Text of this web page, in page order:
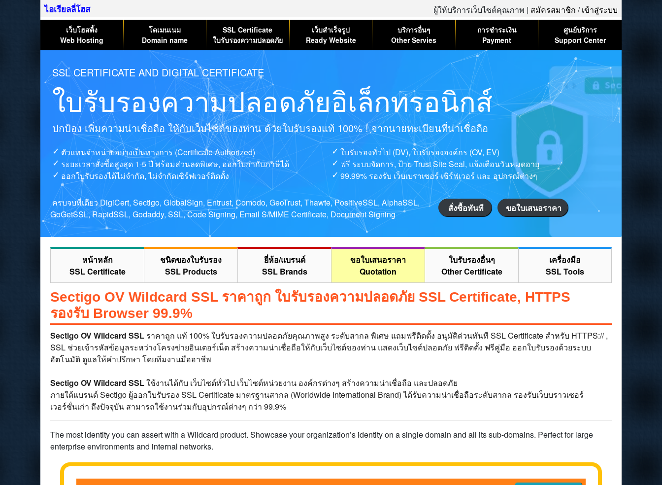
ผู้ให้บริการเว็บไซต์คุณภาพ | สมัครสมาชิก /เข้าสู่ระบบ
ไอเรียลลี่โฮส
เว็บโฮสติ้ง
Web Hosting
โดเมนเนม
Domain name
SSL Certificate
ใบรับรองความปลอดภัย
เว็บสำเร็จรูป
Ready Website
บริการอื่นๆ
Other Servies
การชำระเงิน
Payment
ศูนย์บริการ
Support Center
SSL CERTIFICATE AND DIGITAL CERTIFICATE
ใบรับรองความปลอดภัยอิเล็กทรอนิกส์
ปกป้อง เพิ่มความน่าเชื่อถือ ให้กับเว็บไซต์ของท่าน ด้วยใบรับรองแท้ 100% ! จากนายทะเบียนที่น่าเชื่อถือ
ตัวแทนจำหน่ายอย่างเป็นทางการ (Certificate Authorized)
ใบรับรองทั่วไป (DV), ใบรับรององค์กร (OV, EV)
ระยะเวลาสั่งซื้อสูงสุด 1-5 ปี พร้อมส่วนลดพิเศษ, ออกใบกำกับภาษีได้
ฟรี ระบบจัดการ, ป้าย Trust Site Seal, แจ้งเตือนวันหมดอายุ
ออกใบรับรองได้ไม่จำกัด, ไม่จำกัดเซิร์ฟเวอร์ติดตั้ง
99.99% รองรับ เว็บเบราเซอร์ เซิร์ฟเวอร์ และ อุปกรณ์ต่างๆ
ครบจบที่เดียว DigiCert, Sectigo, GlobalSign, Entrust, Comodo, GeoTrust, Thawte, PositiveSSL, AlphaSSL,
GoGetSSL, RapidSSL, Godaddy, SSL, Code Signing, Email S/MIME Certificate, Document Signing
สั่งซื้อทันที ขอใบเสนอราคา
หน้าหลัก
SSL Certificate
ชนิดของใบรับรอง
SSL Products
ยี่ห้อ/แบรนด์
SSL Brands
ขอใบเสนอราคา
Quotation
ใบรับรองอื่นๆ
Other Certificate
เครื่องมือ
SSL Tools
Sectigo OV Wildcard SSL ราคาถูก ใบรับรองความปลอดภัย SSL Certificate, HTTPS
รองรับ Browser 99.9%
Sectigo OV Wildcard SSL ราคาถูก แท้ 100% ใบรับรองความปลอดภัยคุณภาพสูง ระดับสากล พิเศษ แถมฟรีติดตั้ง อนุมัติด่วนทันที SSL Certificate สำหรับ HTTPS:// ,
SSL ช่วยเข้ารหัสข้อมูลระหว่างโครงข่ายอินเตอร์เน็ต สร้างความน่าเชื่อถือให้กับเว็บไซต์ของท่าน แสดงเว็บไซต์ปลอดภัย ฟรีติดตั้ง ฟรีคู่มือ ออกใบรับรองด้วยระบบ
อัตโนมัติ ดูแลให้คำปรึกษา โดยทีมงานมืออาชีพ
Sectigo OV Wildcard SSLใช้งานได้กับ เว็บไซต์ทั่วไป เว็บไซต์หน่วยงาน องค์กรต่างๆ สร้างความน่าเชื่อถือ และปลอดภัย
ภายใต้แบรนด์ Sectigo ผู้ออกใบรับรอง SSL Certiticate มาตรฐานสากล (Worldwide International Brand) ได้รับความน่าเชื่อถือระดับสากล รองรับเว็บบราวเซอร์
เวอร์ชั่นเก่า ถึงปัจจุบัน สามารถใช้งานร่วมกับอุปกรณ์ต่างๆ กว่า 99.9%
The most identity you can assert with a Wildcard product. Showcase your organization’s identity on a single domain and all its sub-domains. Perfect for large
enterprise environments and internal networks.